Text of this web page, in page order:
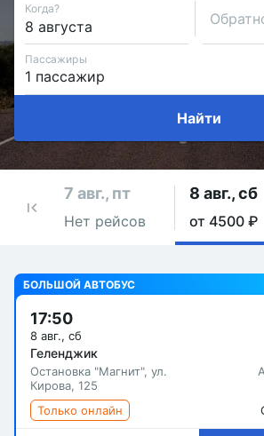
Когда?
Пассажиры
Найти
7 авг., пт
Нет рейсов
8 авг., сб
от 4500 ₽
БОЛЬШОЙ АВТОБУС
17:50
8 авг., сб
Геленджик
Остановка "Магнит", ул.
Кирова, 125
Только онлайн